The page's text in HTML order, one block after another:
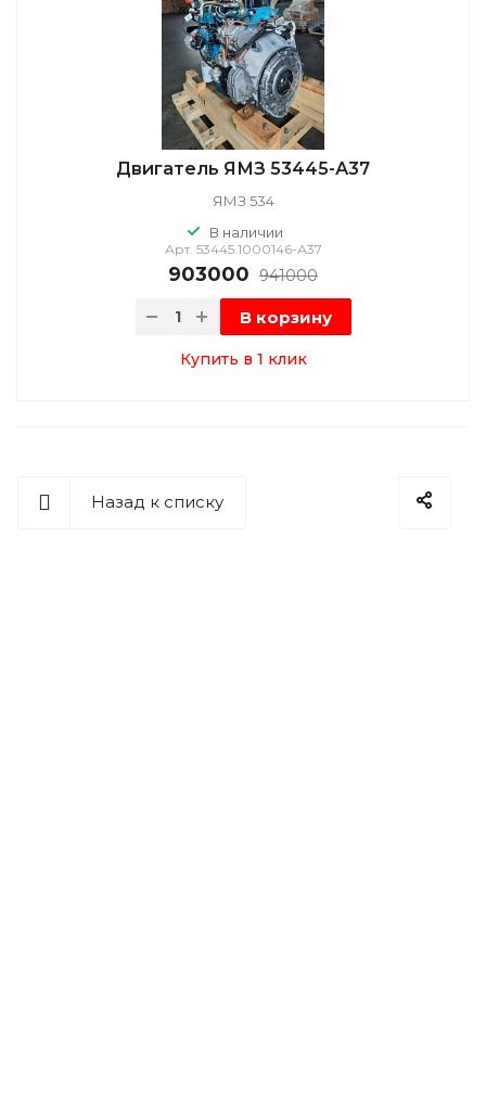
Двигатель ЯМЗ 53445-А37
ЯМЗ 534
В наличии
Арт. 53445.1000146-А37
903000 941000
В корзину
Купить в 1 клик
Назад к списку